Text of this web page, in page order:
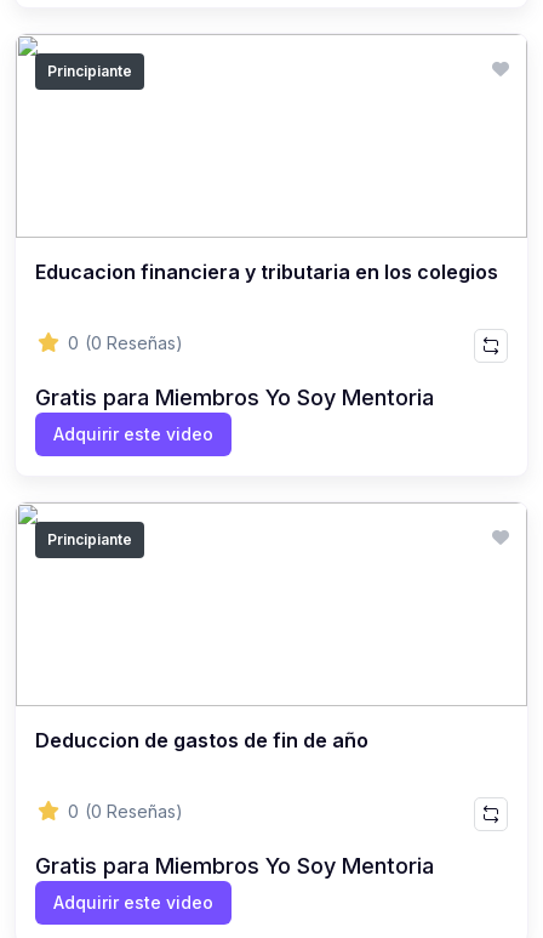
Principiante
Educacion financiera y tributaria en los colegios
0 (0 Reseñas)
Gratis para Miembros Yo Soy Mentoria
Adquirir este video
Principiante
Deduccion de gastos de fin de año
0 (0 Reseñas)
Gratis para Miembros Yo Soy Mentoria
Adquirir este video